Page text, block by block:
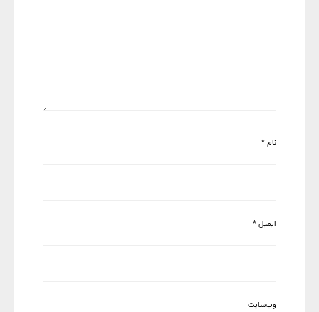
نام*
ایمیل*
وب‌سایت